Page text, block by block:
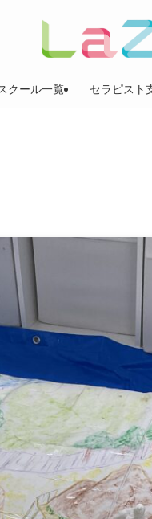
クール一覧 セラピスト